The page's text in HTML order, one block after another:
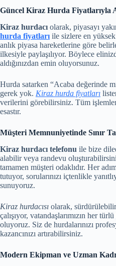
Güncel Kiraz Hurda Fiyatlarıyla
Kiraz hurdacı olarak, piyasayı
hurda fiyatları ile sizlere en
anlık piyasa hareketlerine göre
ilkesiyle paylaşılıyor. Böylece
aldığınızdan emin oluyorsunuz.
Hurda satarken “Acaba değerinde
gerek yok. Kiraz hurda fiyatları
verilerini görebilirsiniz. Tüm
esastır.
Müşteri Memnuniyetinde Sınır
Kiraz hurdacı telefonu ile bize
alabilir veya randevu
tamamen müşteri odaklıdır. Her
tutuyor, sorularınızı içtenlikle
sunuyoruz.
Kiraz hurdacısı olarak,
çalışıyor, vatandaşlarımızın her türlü
oluyoruz. Siz de hurdalarınızı
kazancınızı artırabilirsiniz.
Modern Ekipman ve Uzman